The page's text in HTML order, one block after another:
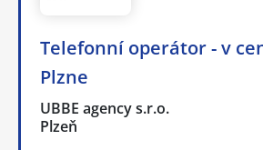
Telefonní operátor - v
Plzne
UBBE agency s.r.o.
Plzeň